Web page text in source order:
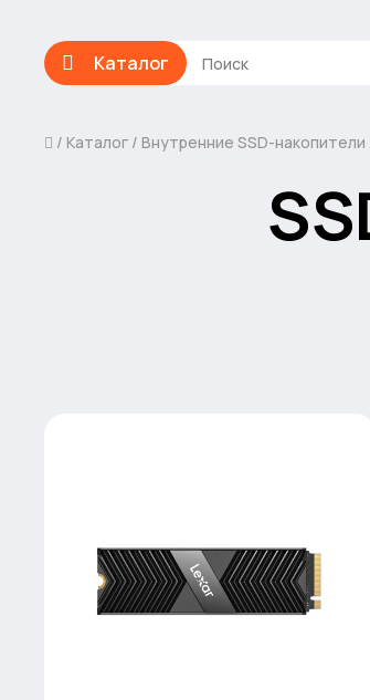
Каталог
Каталог Внутренние SSD-накопители